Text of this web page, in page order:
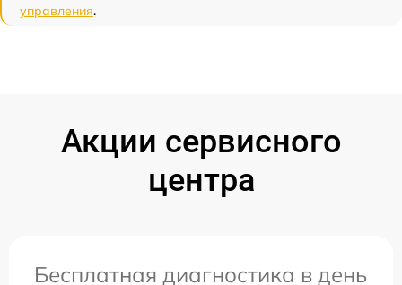
управления.
Акции сервисного
центра
Бесплатная диагностика в день